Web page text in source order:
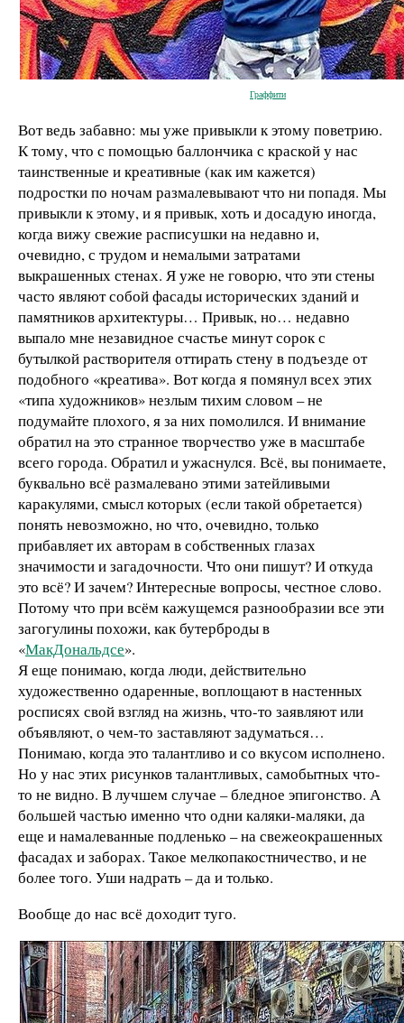
Граффити
Вот ведь забавно: мы уже привыкли к этому поветрию.
К тому, что с помощью баллончика с краской у нас
таинственные и креативные (как им кажется)
подростки по ночам размалевывают что ни попадя. Мы
привыкли к этому, и я привык, хоть и досадую иногда,
когда вижу свежие расписушки на недавно и,
очевидно, с трудом и немалыми затратами
выкрашенных стенах. Я уже не говорю, что эти стены
часто являют собой фасады исторических зданий и
памятников архитектуры… Привык, но… недавно
выпало мне незавидное счастье минут сорок с
бутылкой растворителя оттирать стену в подъезде от
подобного «креатива». Вот когда я помянул всех этих
«типа художников» незлым тихим словом – не
подумайте плохого, я за них помолился. И внимание
обратил на это странное творчество уже в масштабе
всего города. Обратил и ужаснулся. Всё, вы понимаете,
буквально всё размалевано этими затейливыми
каракулями, смысл которых (если такой обретается)
понять невозможно, но что, очевидно, только
прибавляет их авторам в собственных глазах
значимости и загадочности. Что они пишут? И откуда
это всё? И зачем? Интересные вопросы, честное слово.
Потому что при всём кажущемся разнообразии все эти
загогулины похожи, как бутерброды в
«МакДональдсе».
Я еще понимаю, когда люди, действительно
художественно одаренные, воплощают в настенных
росписях свой взгляд на жизнь, что-то заявляют или
объявляют, о чем-то заставляют задуматься…
Понимаю, когда это талантливо и со вкусом исполнено.
Но у нас этих рисунков талантливых, самобытных что-
то не видно. В лучшем случае – бледное эпигонство. А
большей частью именно что одни каляки-маляки, да
еще и намалеванные подленько – на свежеокрашенных
фасадах и заборах. Такое мелкопакостничество, и не
более того. Уши надрать – да и только.
Вообще до нас всё доходит туго.